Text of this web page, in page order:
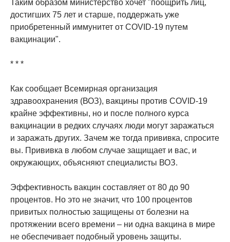
Таким образом министерство хочет "поощрить лиц,
достигших 75 лет и старше, поддержать уже
приобретенный иммунитет от COVID-19 путем
вакцинации".
* * *
Как сообщает Всемирная организация
здравоохранения (ВОЗ), вакцины против COVID-19
крайне эффективны, но и после полного курса
вакцинации в редких случаях люди могут заражаться
и заражать других. Зачем же тогда прививка, спросите
вы. Прививка в любом случае защищает и вас, и
окружающих, объясняют специалисты ВОЗ.
Эффективность вакцин составляет от 80 до 90
процентов. Но это не значит, что 100 процентов
привитых полностью защищены от болезни на
протяжении всего времени – ни одна вакцина в мире
не обеспечивает подобный уровень защиты.